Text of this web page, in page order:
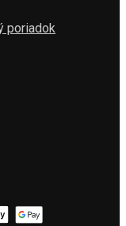
poriadok